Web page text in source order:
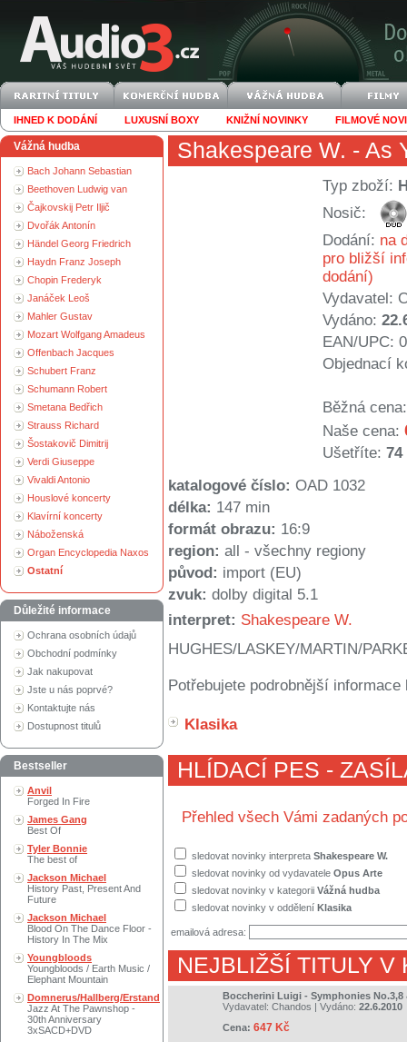
IHNED K DODÁNÍ LUXUSNÍ BOXY KNIŽNÍ NOVINKY FILMOVÉ
Vážná hudba
Bach Johann Sebastian
Beethoven Ludwig van
Čajkovskij Petr Iljič
Dvořák Antonín
Händel Georg Friedrich
Haydn Franz Joseph
Chopin Frederyk
Janáček Leoš
Mahler Gustav
Mozart Wolfgang Amadeus
Offenbach Jacques
Schubert Franz
Schumann Robert
Smetana Bedřich
Strauss Richard
Šostakovič Dimitrij
Verdi Giuseppe
Vivaldi Antonio
Houslové koncerty
Klavírní koncerty
Náboženská
Organ Encyclopedia Naxos
Ostatní
Důležité informace
Ochrana osobních údajů
Obchodní podmínky
Jak nakupovat
Jste u nás poprvé?
Kontaktujte nás
Dostupnost titulů
Bestseller
Anvil
Forged In Fire
James Gang
Best Of
Tyler Bonnie
The best of
Jackson Michael
History Past, Present And
Future
Jackson Michael
Blood On The Dance Floor -
History In The Mix
Youngbloods
Youngbloods / Earth Music /
Elephant Mountain
Domnerus/Hallberg/Erstand
Jazz At The Pawnshop -
30th Anniversary
3xSACD+DVD
Shakespeare W. - As
Typ zboží:
Nosič:
Dodání: na
pro bližší
dodání)
Vydavatel:
Vydáno:
EAN/UPC:
Objednací
Běžná cena:
Naše cena:
Ušetříte: 74
katalogové číslo: OAD 1032
délka: 147 min
formát obrazu: 16:9
region: all - všechny regiony
původ: import (EU)
zvuk: dolby digital 5.1
interpret: Shakespeare W.
HUGHES/LASKEY/MARTIN/
Potřebujete podrobnější
Klasika
HLÍDACÍ PES -
Přehled všech Vámi zadaných
sledovat novinky interpreta Shakespeare W.
sledovat novinky od vydavatele Opus Arte
sledovat novinky v kategorii Vážná hudba
sledovat novinky v oddělení Klasika
emailová adresa:
NEJBLIŽŠÍ TITULY V
Boccherini Luigi - Symphonies No.3,8
Vydavatel: Chandos | Vydáno: 22.6.2010
Cena: 647 Kč